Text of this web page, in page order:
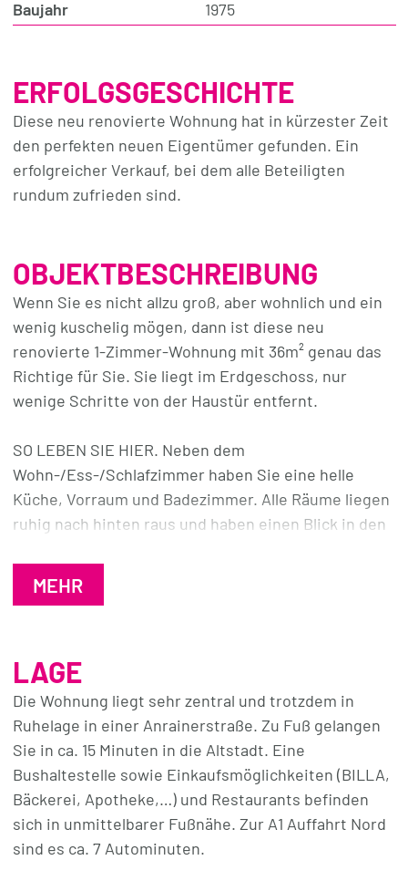
Baujahr 1975
ERFOLGSGESCHICHTE
Diese neu renovierte Wohnung hat in kürzester Zeit
den perfekten neuen Eigentümer gefunden. Ein
erfolgreicher Verkauf, bei dem alle Beteiligten
rundum zufrieden sind.
OBJEKTBESCHREIBUNG
Wenn Sie es nicht allzu groß, aber wohnlich und ein
wenig kuschelig mögen, dann ist diese neu
renovierte 1-Zimmer-Wohnung mit 36m² genau das
Richtige für Sie. Sie liegt im Erdgeschoss, nur
wenige Schritte von der Haustür entfernt.
SO LEBEN SIE HIER. Neben dem
Wohn-/Ess-/Schlafzimmer haben Sie eine helle
Küche, Vorraum und Badezimmer. Alle Räume liegen
ruhig nach hinten raus und haben einen Blick in den
Ideen.
Waschbecken mit Unterschrank und WC.
Die Waschmaschine findet entweder in der Küche
Platz oder Sie nutzen die Waschküche im Keller.
Ihr Auto parken Sie direkt vor dem Haus am
allgemeinen Parkplatz.
Interesse? Wir freuen uns von Ihnen zu hören!
MEHR
LAGE
Die Wohnung liegt sehr zentral und trotzdem in
Ruhelage in einer Anrainerstraße. Zu Fuß gelangen
Sie in ca. 15 Minuten in die Altstadt. Eine
Bushaltestelle sowie Einkaufsmöglichkeiten (BILLA,
Bäckerei, Apotheke,…) und Restaurants befinden
sich in unmittelbarer Fußnähe. Zur A1 Auffahrt Nord
sind es ca. 7 Autominuten.